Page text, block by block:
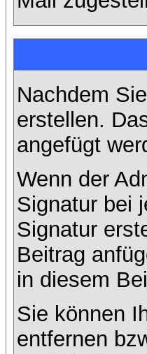
Nachdem
erstellen.
angefügt
Wenn der
Signatur bei
Signatur
Beitrag
in diesem
Sie können
entfernen